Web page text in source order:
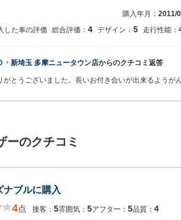
購入年月： 2011/
した車の評価
総合評価： 4 デザイン： 5 走行性能：
・新埼玉 多摩ニュータウン店からのクチコミ返答
がとうございました。長いお付き合いが出来るようが
ーのクチコミ
ナブルに購入
4点 接客： 5雰囲気： 5アフター： 5品質： 4